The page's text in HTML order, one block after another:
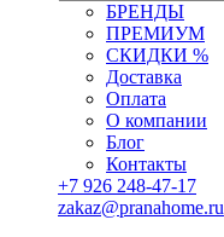
БРЕНДЫ
ПРЕМИУМ
СКИДКИ %
Доставка
Оплата
О компании
Блог
Контакты
+7 926 248-47-17
zakaz@pranahome.ru